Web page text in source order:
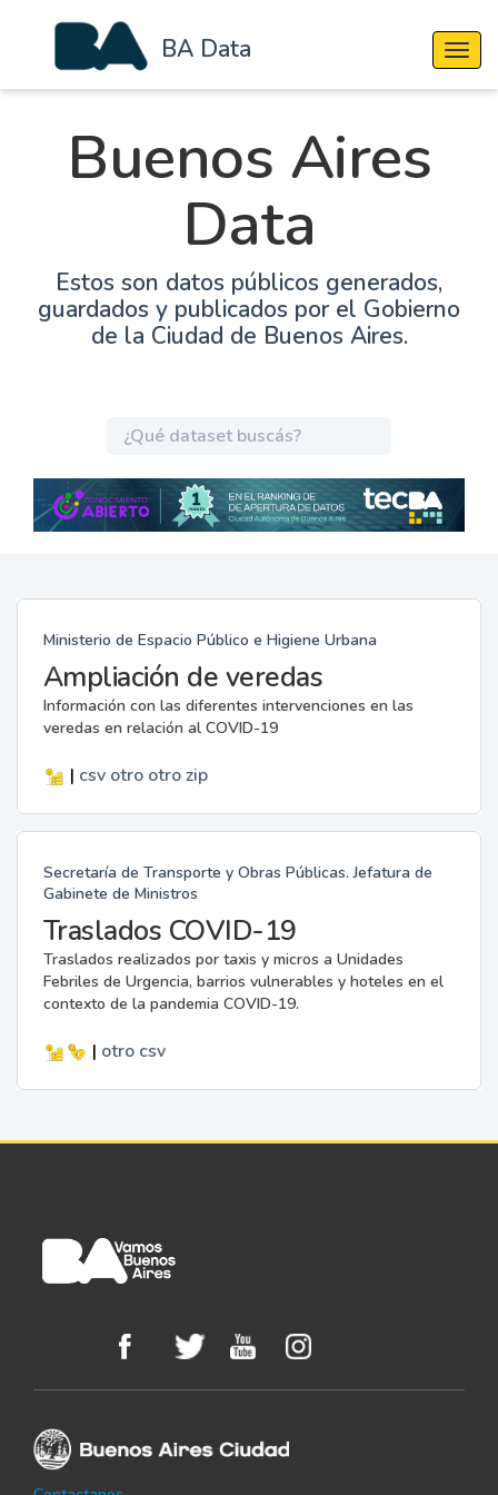
BA Data
Buenos Aires
Data
Estos son datos públicos generados,
guardados y publicados por el Gobierno
de la Ciudad de Buenos Aires.
Ministerio de Espacio Público e Higiene Urbana
Ampliación de veredas
Información con las diferentes intervenciones en las
veredas en relación al COVID-19
| csv otro otro zip
Secretaría de Transporte y Obras Públicas. Jefatura de
Gabinete de Ministros
Traslados COVID-19
Traslados realizados por taxis y micros a Unidades
Febriles de Urgencia, barrios vulnerables y hoteles en el
contexto de la pandemia COVID-19.
| otro csv